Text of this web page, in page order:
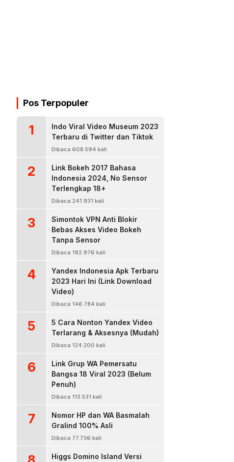
Pos Terpopuler
1
Indo Viral Video Museum 2023
Terbaru di Twitter dan Tiktok
Dibaca 608.594 kali
2
Link Bokeh 2017 Bahasa
Indonesia 2024, No Sensor
Terlengkap 18+
Dibaca 241.931 kali
3
Simontok VPN Anti Blokir
Bebas Akses Video Bokeh
Tanpa Sensor
Dibaca 192.976 kali
4
Yandex Indonesia Apk Terbaru
2023 Hari Ini (Link Download
Video)
Dibaca 146.784 kali
5
5 Cara Nonton Yandex Video
Terlarang & Aksesnya (Mudah)
Dibaca 124.200 kali
6
Link Grup WA Pemersatu
Bangsa 18 Viral 2023 (Belum
Penuh)
Dibaca 113.531 kali
7
Nomor HP dan WA Basmalah
Gralind 100% Asli
Dibaca 77.736 kali
Higgs Domino Island Versi